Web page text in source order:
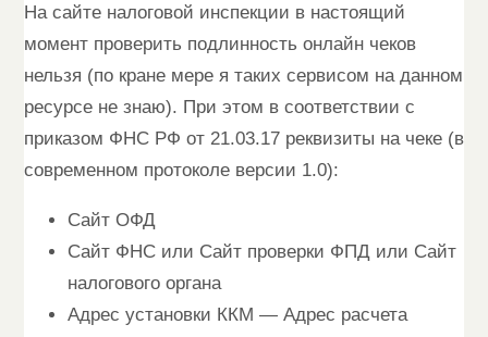
На сайте налоговой инспекции в настоящий
момент проверить подлинность онлайн чеков
нельзя (по кране мере я таких сервисом на данном
ресурсе не знаю). При этом в соответствии с
приказом ФНС РФ от 21.03.17 реквизиты на чеке (в
современном протоколе версии 1.0):
Сайт ОФД
Сайт ФНС или Сайт проверки ФПД или Сайт
налогового органа
Адрес установки ККМ — Адрес расчета